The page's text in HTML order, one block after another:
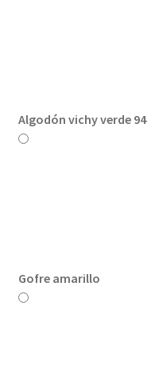
Algodón vichy verde 94
Gofre amarillo